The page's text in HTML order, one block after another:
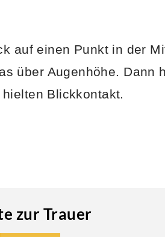
auf einen Punkt in der
über Augenhöhe. Dann
Blickkontakt.